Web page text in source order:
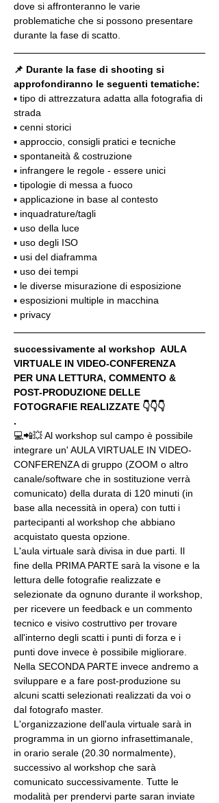
dove si affronteranno le varie
problematiche che si possono presentare
durante la fase di scatto.
📌 Durante la fase di shooting si
approfondiranno le seguenti tematiche:
▪️ tipo di attrezzatura adatta alla fotografia di
strada
▪️ cenni storici
▪️ approccio, consigli pratici e tecniche
▪️ spontaneità & costruzione
▪️ infrangere le regole - essere unici
▪️ tipologie di messa a fuoco
▪️ applicazione in base al contesto
▪️ inquadrature/tagli
▪️ uso della luce
▪️ uso degli ISO
▪️ usi del diaframma
▪️ uso dei tempi
▪️ le diverse misurazione di esposizione
▪️ esposizioni multiple in macchina
▪️ privacy
successivamente al workshop  AULA
VIRTUALE IN VIDEO-CONFERENZA
PER UNA LETTURA, COMMENTO &
POST-PRODUZIONE DELLE
FOTOGRAFIE REALIZZATE 👇👇👇
.
💻📲💥 Al workshop sul campo è possibile
integrare un' AULA VIRTUALE IN VIDEO-
CONFERENZA di gruppo (ZOOM o altro
canale/software che in sostituzione verrà
comunicato) della durata di 120 minuti (in
base alla necessità in opera) con tutti i
partecipanti al workshop che abbiano
acquistato questa opzione.
L'aula virtuale sarà divisa in due parti. Il
fine della PRIMA PARTE sarà la visone e la
lettura delle fotografie realizzate e
selezionate da ognuno durante il workshop,
per ricevere un feedback e un commento
tecnico e visivo costruttivo per trovare
all'interno degli scatti i punti di forza e i
punti dove invece è possibile migliorare.
Nella SECONDA PARTE invece andremo a
sviluppare e a fare post-produzione su
alcuni scatti selezionati realizzati da voi o
dal fotografo master.
L'organizzazione dell'aula virtuale sarà in
programma in un giorno infrasettimanale,
in orario serale (20.30 normalmente),
successivo al workshop che sarà
comunicato successivamente. Tutte le
modalità per prendervi parte saran inviate